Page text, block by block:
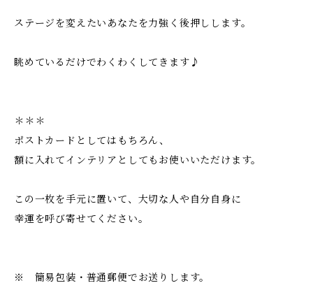
ステージを変えたいあなたを力強く後押しします。
眺めているだけでわくわくしてきます♪
＊＊＊
ポストカードとしてはもちろん、
額に入れてインテリアとしてもお使いいただけます。
この一枚を手元に置いて、大切な人や自分自身に
幸運を呼び寄せてください。
※ 簡易包装・普通郵便でお送りします。